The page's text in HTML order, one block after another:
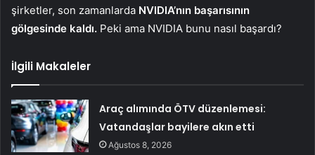
şirketler, son zamanlarda NVIDIA’nın başarısının
gölgesinde kaldı. Peki ama NVIDIA bunu nasıl başardı?
İlgili Makaleler
Araç alımında ÖTV düzenlemesi:
Vatandaşlar bayilere akın etti
Ağustos 8, 2026